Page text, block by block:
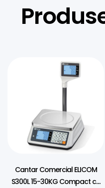
Cantar Comercial ELICOM
S300L 15-30KG Compact cu